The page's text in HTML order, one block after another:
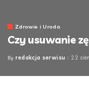
Zdrowie i Uroda
Czy usuwanie
Posted
By redakcja serwisu 22